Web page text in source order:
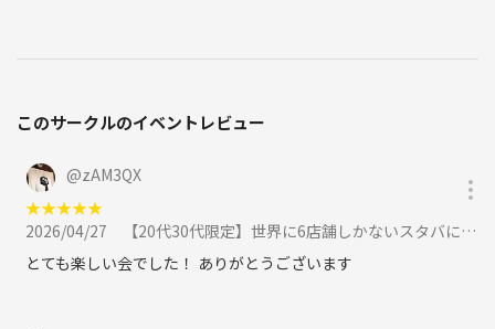
このサークルのイベントレビュー
@zAM3QX
★★★★★
2026/04/27
【20代30代限定】世界に6店舗しかないスタバに行こう🍊🍊に参加
とても楽しい会でした！ ありがとうございます